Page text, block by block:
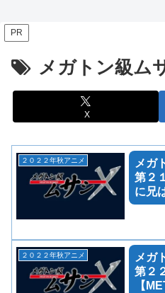
PR
メガトン級ム
X
２０２２年秋アニメ
メガ
第２
に兄
２０２２年秋アニメ
メガ
第２
【